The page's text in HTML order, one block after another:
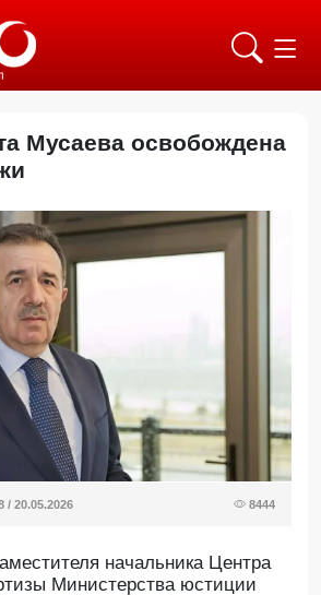
Мусаева освобождена
/ 20.05.2026 8444
начальника Центра
Министерства юстиции